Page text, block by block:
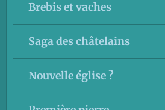
Brebis et vaches
Saga des châtelains
Nouvelle église ?